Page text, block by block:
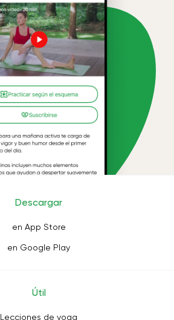
Descargar
en App Store
en Google Play
Útil
Lecciones de yoga